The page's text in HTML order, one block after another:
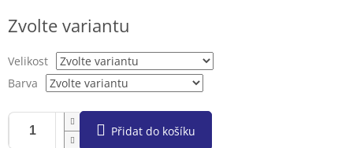
cena:
Zvolte variantu
Velikost
Barva
Přidat do košíku